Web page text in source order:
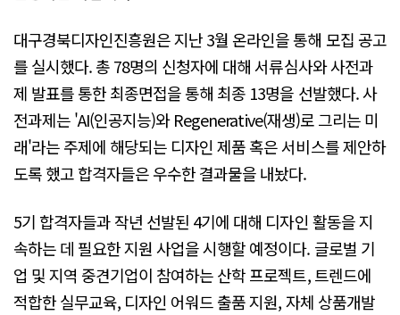
대구경북디자인진흥원은 지난 3월 온라인을 통해 모집 공고
를 실시했다. 총 78명의 신청자에 대해 서류심사와 사전과
제 발표를 통한 최종면접을 통해 최종 13명을 선발했다. 사
전과제는 'AI(인공지능)와 Regenerative(재생)로 그리는 미
래'라는 주제에 해당되는 디자인 제품 혹은 서비스를 제안하
도록 했고 합격자들은 우수한 결과물을 내놨다.
5기 합격자들과 작년 선발된 4기에 대해 디자인 활동을 지
속하는 데 필요한 지원 사업을 시행할 예정이다. 글로벌 기
업 및 지역 중견기업이 참여하는 산학 프로젝트, 트렌드에
적합한 실무교육, 디자인 어워드 출품 지원, 자체 상품개발